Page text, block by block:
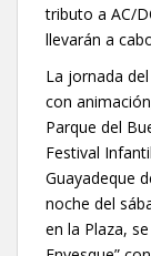
tributo a AC/
llevarán a
La jornada
con
Parque del
Festival
Guayadeque
noche del
en la Plaza,